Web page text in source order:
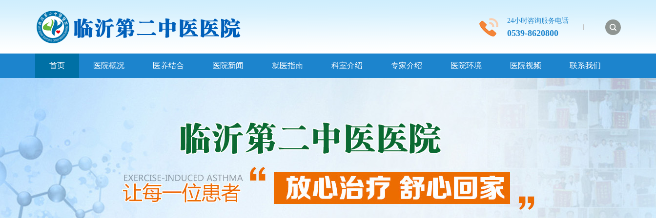
24小时咨询服务电话
0539-8620800
首页 医院概况 医养结合 医院新闻 就医指南 科室介绍 专家介绍 医院环境 医院视频 联系我们